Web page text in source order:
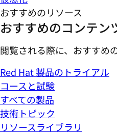
おすすめのリソース
おすすめのコンテン
閲覧される際に、おすすめ
Red Hat 製品のトライアル
コースと試験
すべての製品
技術トピック
リソースライブラリ